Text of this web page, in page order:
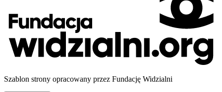
Szablon strony opracowany przez Fundację Widzialni